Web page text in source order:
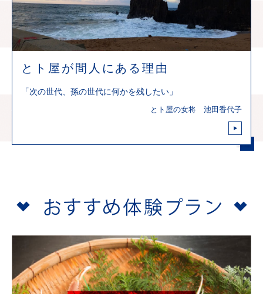
とト屋が間人にある理由
「次の世代、孫の世代に何かを残したい」
とト屋の女将 池田香代子